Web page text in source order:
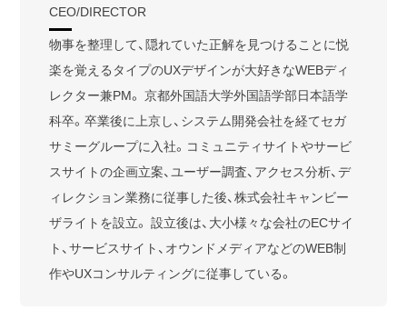
CEO/DIRECTOR
物事を整理して、隠れていた正解を見つけることに悦
楽を覚えるタイプのUXデザインが大好きなWEBディ
レクター兼PM。 京都外国語大学外国語学部日本語学
科卒。卒業後に上京し、システム開発会社を経てセガ
サミーグループに入社。コミュニティサイトやサービ
スサイトの企画立案、ユーザー調査、アクセス分析、デ
ィレクション業務に従事した後、株式会社キャンビー
ザライトを設立。 設立後は、大小様々な会社のECサイ
ト、サービスサイト、オウンドメディアなどのWEB制
作やUXコンサルティングに従事している。